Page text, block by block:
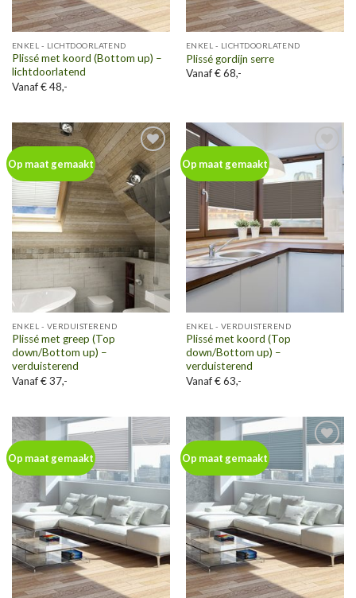
ENKEL - LICHTDOORLATEND
Plissé met koord (Bottom up) –
lichtdoorlatend
Vanaf € 48,-
ENKEL - LICHTDOORLATEND
Plissé gordijn serre
Vanaf € 68,-
Op maat gemaakt
Toevoegen
aan
wenslijst
ENKEL - VERDUISTEREND
Plissé met greep (Top
down/Bottom up) –
verduisterend
Vanaf € 37,-
Op maat gemaakt
Toevoegen
aan
wenslijst
ENKEL - VERDUISTEREND
Plissé met koord (Top
down/Bottom up) –
verduisterend
Vanaf € 63,-
Op maat gemaakt
Toevoegen
aan
wenslijst
Op maat gemaakt
Toevoegen
aan
wenslijst